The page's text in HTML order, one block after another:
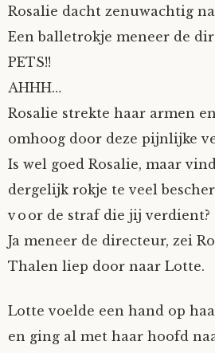
Rosalie dacht zenuwachtig
Een balletrokje meneer de
PETS!!
AHHH…
Rosalie strekte haar armen
omhoog door deze pijnlijke
Is wel goed Rosalie, maar
dergelijk rokje te veel
voor de straf die jij verdient?
Ja meneer de directeur, zei
Thalen liep door naar Lotte.
Lotte voelde een hand op
en ging al met haar hoofd